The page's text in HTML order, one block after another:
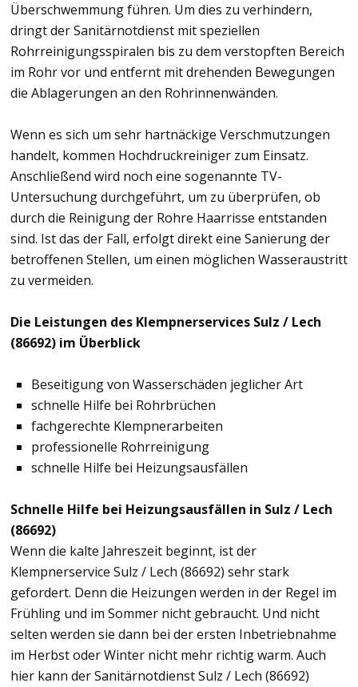
Überschwemmung führen. Um dies zu verhindern,
dringt der Sanitärnotdienst mit speziellen
Rohrreinigungsspiralen bis zu dem verstopften Bereich
im Rohr vor und entfernt mit drehenden Bewegungen
die Ablagerungen an den Rohrinnenwänden.
Wenn es sich um sehr hartnäckige Verschmutzungen
handelt, kommen Hochdruckreiniger zum Einsatz.
Anschließend wird noch eine sogenannte TV-
Untersuchung durchgeführt, um zu überprüfen, ob
durch die Reinigung der Rohre Haarrisse entstanden
sind. Ist das der Fall, erfolgt direkt eine Sanierung der
betroffenen Stellen, um einen möglichen Wasseraustritt
zu vermeiden.
Die Leistungen des Klempnerservices Sulz / Lech
(86692) im Überblick
Beseitigung von Wasserschäden jeglicher Art
schnelle Hilfe bei Rohrbrüchen
fachgerechte Klempnerarbeiten
professionelle Rohrreinigung
schnelle Hilfe bei Heizungsausfällen
Schnelle Hilfe bei Heizungsausfällen in Sulz / Lech
(86692)
Wenn die kalte Jahreszeit beginnt, ist der
Klempnerservice Sulz / Lech (86692) sehr stark
gefordert. Denn die Heizungen werden in der Regel im
Frühling und im Sommer nicht gebraucht. Und nicht
selten werden sie dann bei der ersten Inbetriebnahme
im Herbst oder Winter nicht mehr richtig warm. Auch
hier kann der Sanitärnotdienst Sulz / Lech (86692)